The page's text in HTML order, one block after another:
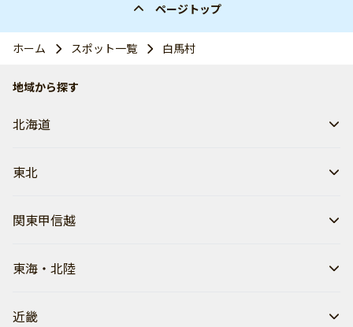
ページトップ
ホーム スポット一覧 白馬村
地域から探す
北海道
東北
関東甲信越
東海・北陸
近畿